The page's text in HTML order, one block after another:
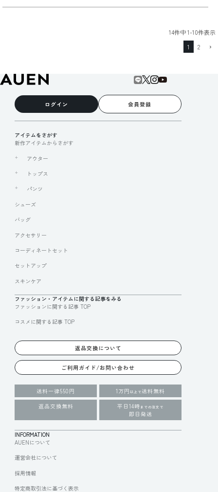
14件中1-10件表示
1
2
ログイン 会員登録
アイテムをさがす
新作アイテムからさがす
アウター
トップス
パンツ
シューズ
バッグ
アクセサリー
コーディネートセット
セットアップ
スキンケア
ファッション・アイテムに関する記事をみる
ファッションに関する記事 TOP
コスメに関する記事 TOP
返品交換について
ご利用ガイド/お問い合わせ
送料一律550円 1万円 以上で送料無料
返品交換無料
平日14時 までの注文で
即日発送
INFORMATION
AUENについて
運営会社について
採用情報
特定商取引法に基づく表示